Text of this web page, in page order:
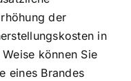
der
in
können Sie
eines Brandes